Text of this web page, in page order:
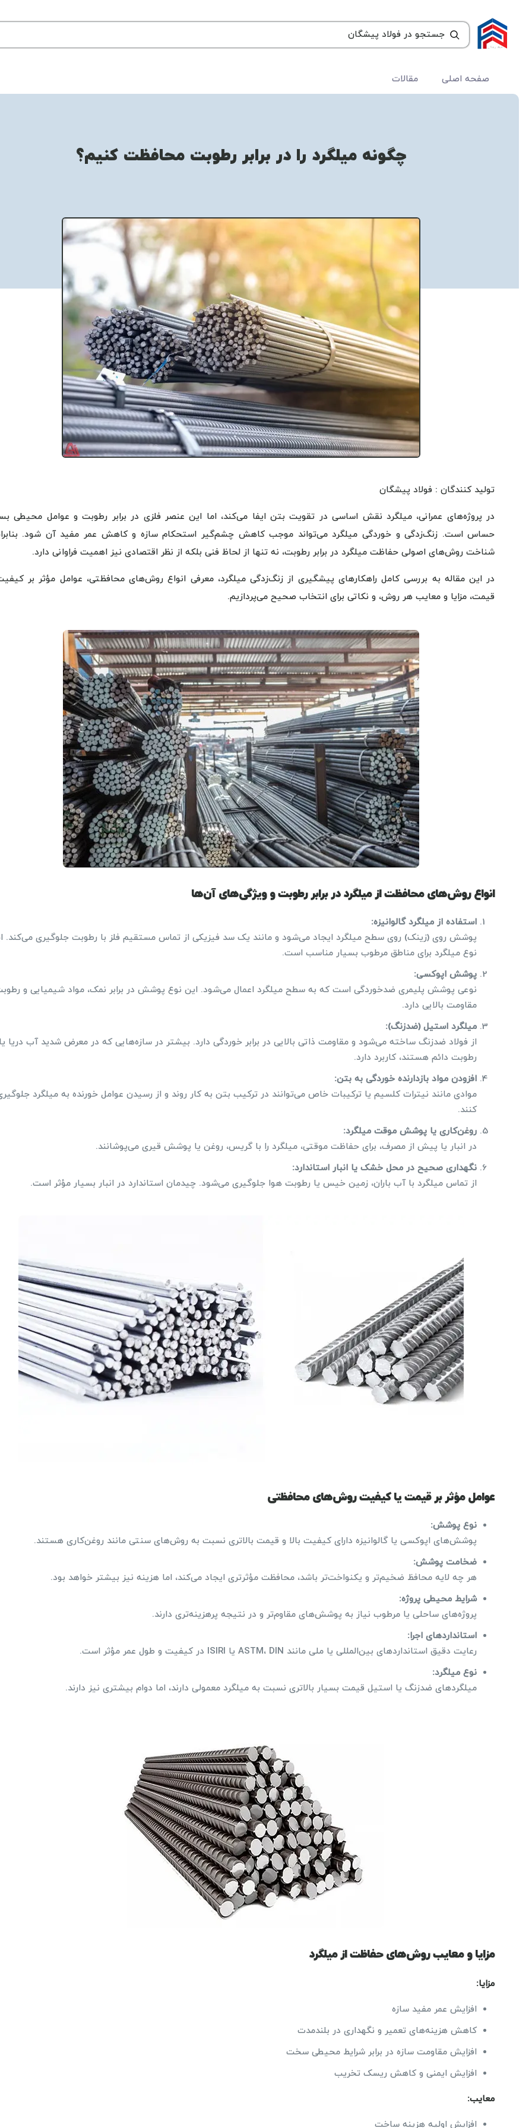
صفحه اصلی مقالات
چگونه میلگرد را در برابر رطوبت محافظت کنیم؟
تولید کنندگان : فولاد پیشگان
در پروژه‌های عمرانی، میلگرد نقش اساسی در تقویت بتن ایفا می‌کند، اما این عنصر فلزی در برابر رطوبت و عوامل محیطی
حساس است. زنگ‌زدگی و خوردگی میلگرد می‌تواند موجب کاهش چشم‌گیر استحکام سازه و کاهش عمر مفید آن شود.
شناخت روش‌های اصولی حفاظت میلگرد در برابر رطوبت، نه تنها از لحاظ فنی بلکه از نظر اقتصادی نیز اهمیت فراوانی دارد.
در این مقاله به بررسی کامل راهکارهای پیشگیری از زنگ‌زدگی میلگرد، معرفی انواع روش‌های محافظتی، عوامل مؤثر بر
قیمت، مزایا و معایب هر روش، و نکاتی برای انتخاب صحیح می‌پردازیم.
انواع روش‌های محافظت از میلگرد در برابر رطوبت و ویژگی‌های آن‌ها
استفاده از میلگرد گالوانیزه:
پوشش روی (زینک) روی سطح میلگرد ایجاد می‌شود و مانند یک سد فیزیکی از تماس مستقیم فلز با رطوبت جلوگیری می‌کند.
نوع میلگرد برای مناطق مرطوب بسیار مناسب است.
پوشش اپوکسی:
نوعی پوشش پلیمری ضدخوردگی است که به سطح میلگرد اعمال می‌شود. این نوع پوشش در برابر نمک، مواد شیمیایی و
مقاومت بالایی دارد.
میلگرد استیل (ضدزنگ):
از فولاد ضدزنگ ساخته می‌شود و مقاومت ذاتی بالایی در برابر خوردگی دارد. بیشتر در سازه‌هایی که در معرض شدید آب دریا یا
رطوبت دائم هستند، کاربرد دارد.
افزودن مواد بازدارنده خوردگی به بتن:
موادی مانند نیترات کلسیم یا ترکیبات خاص می‌توانند در ترکیب بتن به کار روند و از رسیدن عوامل خورنده به میلگرد
کنند.
روغن‌کاری یا پوشش موقت میلگرد:
در انبار یا پیش از مصرف، برای حفاظت موقتی، میلگرد را با گریس، روغن یا پوشش قیری می‌پوشانند.
نگهداری صحیح در محل خشک یا انبار استاندارد:
از تماس میلگرد با آب باران، زمین خیس یا رطوبت هوا جلوگیری می‌شود. چیدمان استاندارد در انبار بسیار مؤثر است.
عوامل مؤثر بر قیمت یا کیفیت روش‌های محافظتی
نوع پوشش:
پوشش‌های اپوکسی یا گالوانیزه دارای کیفیت بالا و قیمت بالاتری نسبت به روش‌های سنتی مانند روغن‌کاری هستند.
ضخامت پوشش:
هر چه لایه محافظ ضخیم‌تر و یکنواخت‌تر باشد، محافظت مؤثرتری ایجاد می‌کند، اما هزینه نیز بیشتر خواهد بود.
شرایط محیطی پروژه:
پروژه‌های ساحلی یا مرطوب نیاز به پوشش‌های مقاوم‌تر و در نتیجه پرهزینه‌تری دارند.
استانداردهای اجرا:
رعایت دقیق استانداردهای بین‌المللی یا ملی مانند ASTM، DIN یا ISIRI در کیفیت و طول عمر مؤثر است.
نوع میلگرد:
میلگردهای ضدزنگ یا استیل قیمت بسیار بالاتری نسبت به میلگرد معمولی دارند، اما دوام بیشتری نیز دارند.
مزایا و معایب روش‌های حفاظت از میلگرد
مزایا:
افزایش عمر مفید سازه
کاهش هزینه‌های تعمیر و نگهداری در بلندمدت
افزایش مقاومت سازه در برابر شرایط محیطی سخت
افزایش ایمنی و کاهش ریسک تخریب
معایب:
افزایش اولیه هزینه ساخت